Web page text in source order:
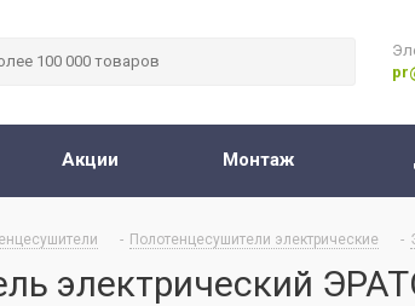
Акции Монтаж
- Полотенцесушители электрические -
электрический